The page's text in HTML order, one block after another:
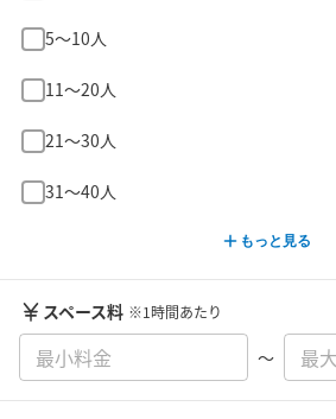
5〜10人
11〜20人
21〜30人
31〜40人
もっと見る
スペース料 ※1時間あたり
〜